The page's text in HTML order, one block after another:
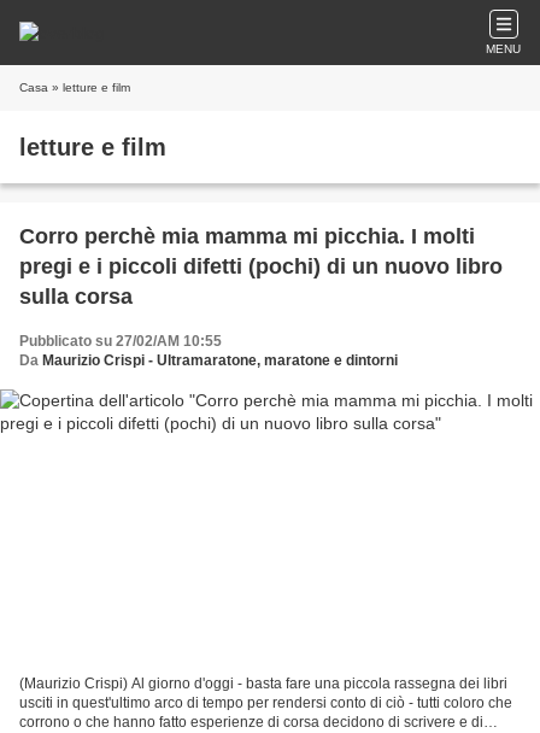
MENU
Casa » letture e film
letture e film
Corro perchè mia mamma mi picchia. I molti
pregi e i piccoli difetti (pochi) di un nuovo libro
sulla corsa
Pubblicato su 27/02/AM 10:55
Da Maurizio Crispi - Ultramaratone, maratone e dintorni
(Maurizio Crispi) Al giorno d'oggi - basta fare una piccola rassegna dei libri
usciti in quest'ultimo arco di tempo per rendersi conto di ciò - tutti coloro che
corrono o che hanno fatto esperienze di corsa decidono di scrivere e di